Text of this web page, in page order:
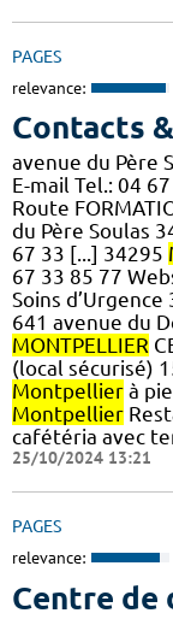
PAGES
relevance:
Contacts
avenue du Père
E-mail Tel.: 04
Route
du Père Soulas
67 33 [...] 34295
67 33 85 77
Soins d’Urgence
641 avenue du
MONTPELLIER
(local sécurisé)
Montpellier à
Montpellier
cafétéria avec
25/10/2024 13:21
PAGES
relevance:
Centre de